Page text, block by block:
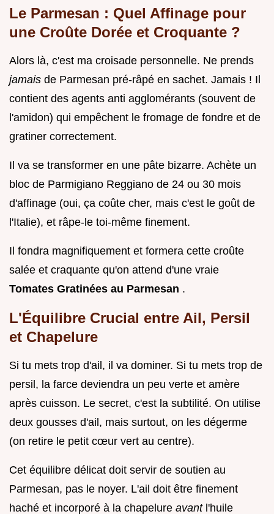
Le Parmesan : Quel Affinage pour
une Croûte Dorée et Croquante ?
Alors là, c'est ma croisade personnelle. Ne prends
jamais de Parmesan pré-râpé en sachet. Jamais ! Il
contient des agents anti agglomérants (souvent de
l'amidon) qui empêchent le fromage de fondre et de
gratiner correctement.
Il va se transformer en une pâte bizarre. Achète un
bloc de Parmigiano Reggiano de 24 ou 30 mois
d'affinage (oui, ça coûte cher, mais c'est le goût de
l'Italie), et râpe-le toi-même finement.
Il fondra magnifiquement et formera cette croûte
salée et craquante qu'on attend d'une vraie
Tomates Gratinées au Parmesan .
L'Équilibre Crucial entre Ail, Persil
et Chapelure
Si tu mets trop d'ail, il va dominer. Si tu mets trop de
persil, la farce deviendra un peu verte et amère
après cuisson. Le secret, c'est la subtilité. On utilise
deux gousses d'ail, mais surtout, on les dégerme
(on retire le petit cœur vert au centre).
Cet équilibre délicat doit servir de soutien au
Parmesan, pas le noyer. L'ail doit être finement
haché et incorporé à la chapelure avant l'huile